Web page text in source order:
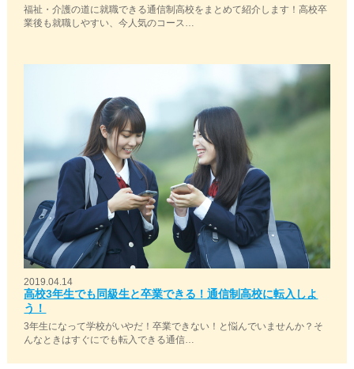
福祉・介護の道に就職できる通信制高校をまとめて紹介します！高校卒
業後も就職しやすい、今人気のコース…
2019.04.14
高校3年生でも同級生と卒業できる！通信制高校に転入しよ
う！
3年生になって学校がいやだ！卒業できない！と悩んでいませんか？そ
んなときはすぐにでも転入できる通信…